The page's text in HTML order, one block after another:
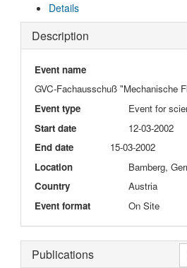
Details
Description
Event name
GVC-Fachausschuß "Mechanische
Event type
Event for
Start date
12-03-2002
End date
15-03-2002
Location
Bamberg,
Country
Austria
Event format
On Site
Publications